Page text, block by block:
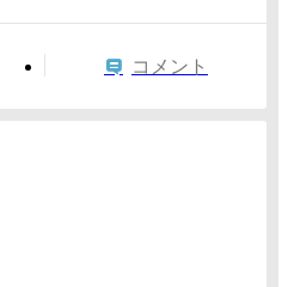
コメント